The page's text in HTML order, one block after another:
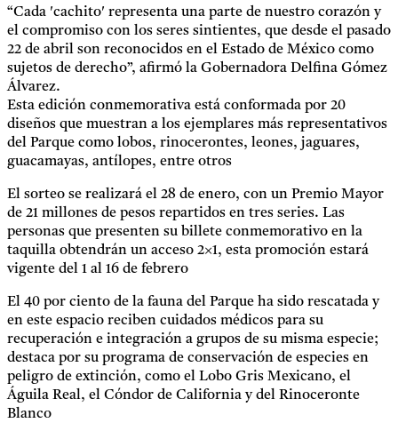
“Cada ′cachito′ representa una parte de nuestro corazón y
el compromiso con los seres sintientes, que desde el pasado
22 de abril son reconocidos en el Estado de México como
sujetos de derecho”, afirmó la Gobernadora Delfina Gómez
Álvarez.
Esta edición conmemorativa está conformada por 20
diseños que muestran a los ejemplares más representativos
del Parque como lobos, rinocerontes, leones, jaguares,
guacamayas, antílopes, entre otros
El sorteo se realizará el 28 de enero, con un Premio Mayor
de 21 millones de pesos repartidos en tres series. Las
personas que presenten su billete conmemorativo en la
taquilla obtendrán un acceso 2×1, esta promoción estará
vigente del 1 al 16 de febrero
El 40 por ciento de la fauna del Parque ha sido rescatada y
en este espacio reciben cuidados médicos para su
recuperación e integración a grupos de su misma especie;
destaca por su programa de conservación de especies en
peligro de extinción, como el Lobo Gris Mexicano, el
Águila Real, el Cóndor de California y del Rinoceronte
Blanco